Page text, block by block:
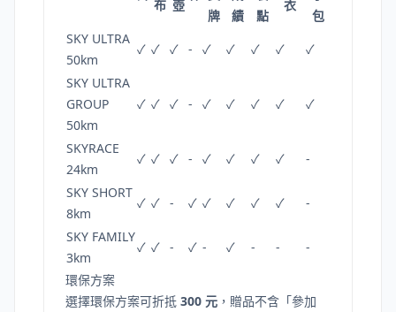
布 壺
牌
績
點
衣
包
SKY ULTRA
50km
✓ ✓ ✓ - ✓ ✓ ✓ ✓
✓
SKY ULTRA
GROUP
50km
✓ ✓ ✓ - ✓ ✓ ✓ ✓ ✓
SKYRACE
24km
✓ ✓ ✓ - ✓ ✓ ✓ ✓
-
SKY SHORT
8km
✓ ✓ - ✓ ✓ ✓ ✓ ✓
-
SKY FAMILY
3km
✓ ✓ - ✓ - ✓ - -
-
環保方案
選擇環保方案可折抵 300 元 ，贈品不含「參加